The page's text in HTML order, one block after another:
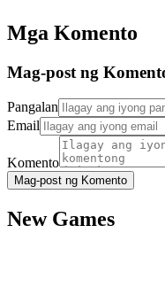
Mga Komento
Mag-post ng
Pangalan
Email
Komento
Mag-post ng Komento
New Games